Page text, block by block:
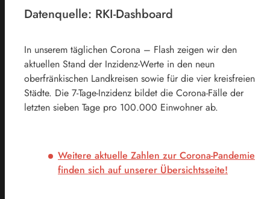
Datenquelle: RKI-Dashboard
In unserem täglichen Corona – Flash zeigen wir den
aktuellen Stand der Inzidenz-Werte in den neun
oberfränkischen Landkreisen sowie für die vier kreisfreien
Städte. Die 7-Tage-Inzidenz bildet die Corona-Fälle der
letzten sieben Tage pro 100.000 Einwohner ab.
Weitere aktuelle Zahlen zur Corona-Pandemie
finden sich auf unserer Übersichtsseite!